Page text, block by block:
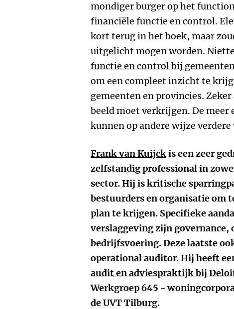
mondiger burger op het
financiële functie en control.
kort terug in het boek, maar
uitgelicht mogen worden.
functie en control bij
om een compleet inzicht te
gemeenten en provincies. Zeker
beeld moet verkrijgen. De meer
kunnen op andere wijze
Frank van Kuijckis een zeer
zelfstandig professional in
sector. Hij is kritische
bestuurders en organisatie om
plan te krijgen. Specifieke
verslaggeving zijn
bedrijfsvoering. Deze laatste
operational auditor. Hij heeft
audit en adviespraktijk bij
Werkgroep 645 -
de UVT Tilburg.